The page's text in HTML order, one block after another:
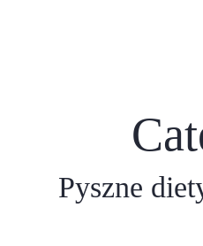
Pyszne